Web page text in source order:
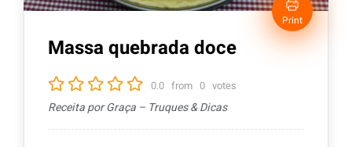
Print
Massa quebrada doce
0.0 from 0 votes
Receita por Graça – Truques & Dicas